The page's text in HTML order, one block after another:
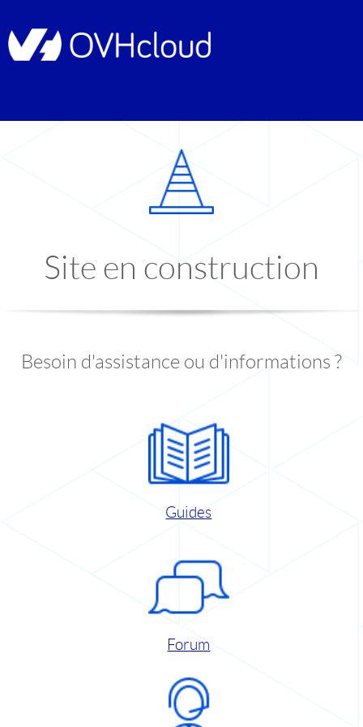
Site en construction
Besoin d'assistance ou d'informations ?
Guides
Forum